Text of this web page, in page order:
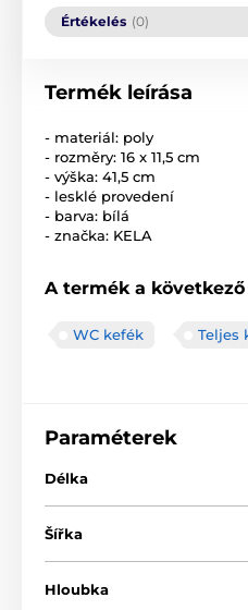
Értékelés (0)
Termék leírása
- materiál: poly
- rozměry: 16 x 11,5 cm
- výška: 41,5 cm
- lesklé provedení
- barva: bílá
- značka: KELA
A termék a
WC kefék Teljes
Paraméterek
Délka
Šířka
Hloubka